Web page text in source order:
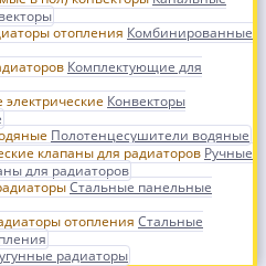
Комбинированные
Комплектующие для
Конвекторы
Полотенцесушители водяные
Ручные
для радиаторов
Стальные панельные
Стальные
радиаторы